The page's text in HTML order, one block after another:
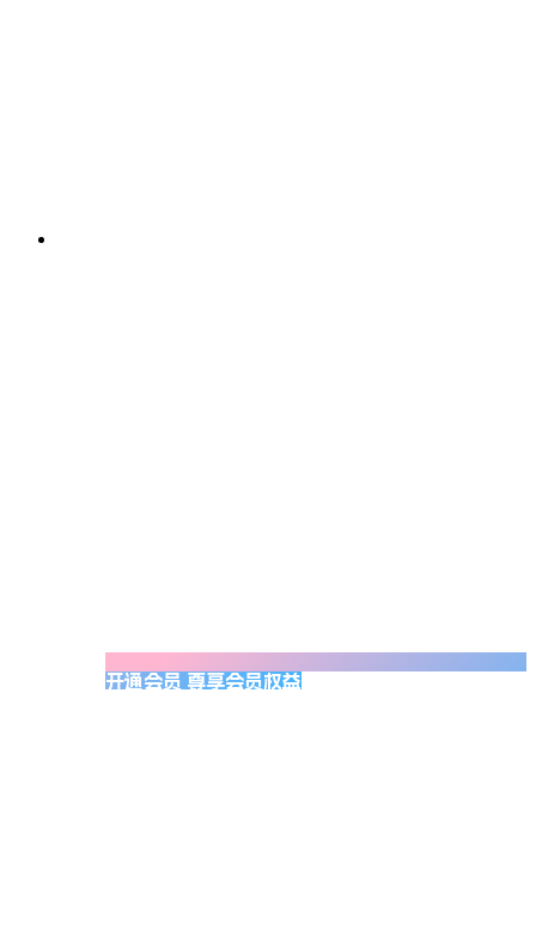
开通会员 尊享会员权益